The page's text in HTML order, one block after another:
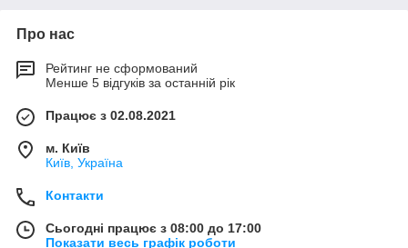
Про нас
Рейтинг не сформований
Менше 5 відгуків за останній рік
Працює з 02.08.2021
м. Київ
Київ, Україна
Контакти
Сьогодні працює з 08:00 до 17:00
Показати весь графік роботи